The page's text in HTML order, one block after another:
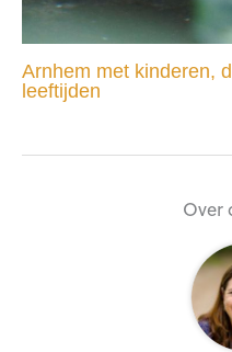
Arnhem met kinderen,
leeftijden
Over